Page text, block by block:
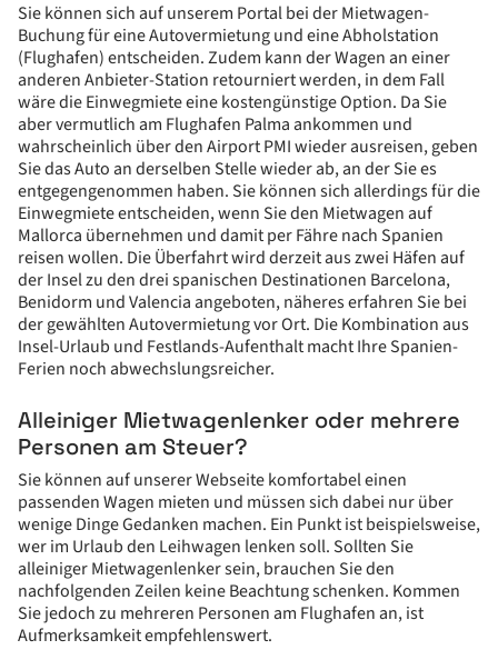
Sie können sich auf unserem Portal bei der Mietwagen-
Buchung für eine Autovermietung und eine Abholstation
(Flughafen) entscheiden. Zudem kann der Wagen an einer
anderen Anbieter-Station retourniert werden, in dem Fall
wäre die Einwegmiete eine kostengünstige Option. Da Sie
aber vermutlich am Flughafen Palma ankommen und
wahrscheinlich über den Airport PMI wieder ausreisen, geben
Sie das Auto an derselben Stelle wieder ab, an der Sie es
entgegengenommen haben. Sie können sich allerdings für die
Einwegmiete entscheiden, wenn Sie den Mietwagen auf
Mallorca übernehmen und damit per Fähre nach Spanien
reisen wollen. Die Überfahrt wird derzeit aus zwei Häfen auf
der Insel zu den drei spanischen Destinationen Barcelona,
Benidorm und Valencia angeboten, näheres erfahren Sie bei
der gewählten Autovermietung vor Ort. Die Kombination aus
Insel-Urlaub und Festlands-Aufenthalt macht Ihre Spanien-
Ferien noch abwechslungsreicher.
Alleiniger Mietwagenlenker oder mehrere
Personen am Steuer?
Sie können auf unserer Webseite komfortabel einen
passenden Wagen mieten und müssen sich dabei nur über
wenige Dinge Gedanken machen. Ein Punkt ist beispielsweise,
wer im Urlaub den Leihwagen lenken soll. Sollten Sie
alleiniger Mietwagenlenker sein, brauchen Sie den
nachfolgenden Zeilen keine Beachtung schenken. Kommen
Sie jedoch zu mehreren Personen am Flughafen an, ist
Aufmerksamkeit empfehlenswert.